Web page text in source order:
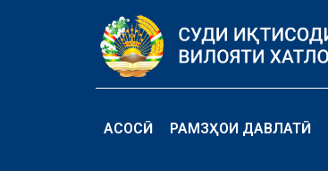
АСОСӢ РАМЗҲОИ ДАВЛАТӢ